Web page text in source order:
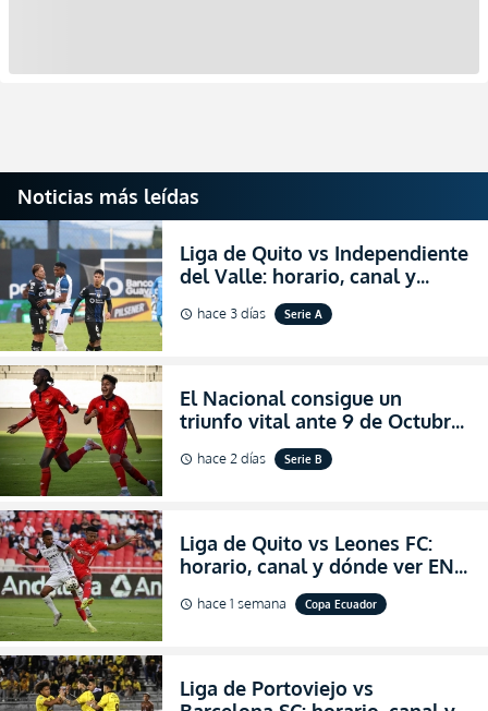
Noticias más leídas
Liga de Quito vs Independiente
del Valle: horario, canal y
dónde ver EN VIVO el
partidazo por la fecha 24 de la
schedule hace 3 días Serie A
El Nacional consigue un
triunfo vital ante 9 de Octubre
para encender la fe en la
salvación
schedule hace 2 días Serie B
Liga de Quito vs Leones FC:
horario, canal y dónde ver EN
VIVO los octavos de final de la
Copa Ecuador 2026
schedule hace 1 semana Copa Ecuador
Liga de Portoviejo vs